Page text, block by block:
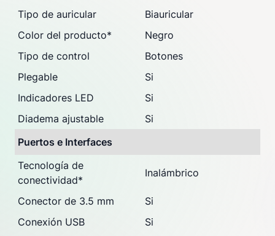
Tipo de auricular
Biauricular
Color del producto*
Negro
Tipo de control
Botones
Plegable
Si
Indicadores LED
Si
Diadema ajustable
Si
Puertos e Interfaces
Tecnología de
conectividad*
Inalámbrico
Conector de 3.5 mm
Si
Conexión USB
Si